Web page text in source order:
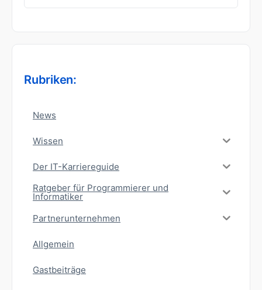
nach:
Rubriken:
News
Wissen
Der IT-Karriereguide
Ratgeber für Programmierer und
Informatiker
Partnerunternehmen
Allgemein
Gastbeiträge